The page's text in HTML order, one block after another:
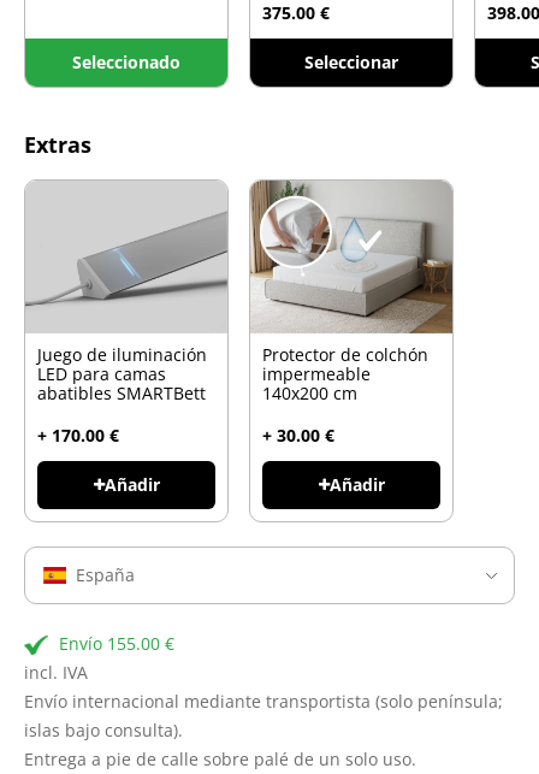
Seleccionado
375.00 €
Seleccionar
Extras
Juego de iluminación
LED para camas
abatibles SMARTBett
+ 170.00 €
Añadir
Protector de colchón
impermeable
140x200 cm
+ 30.00 €
Añadir
España
Envío 155.00 €
incl. IVA
Envío internacional mediante transportista (solo península;
islas bajo consulta).
Entrega a pie de calle sobre palé de un solo uso.